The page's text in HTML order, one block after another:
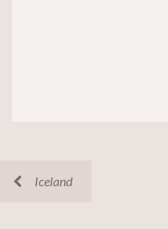
Iceland